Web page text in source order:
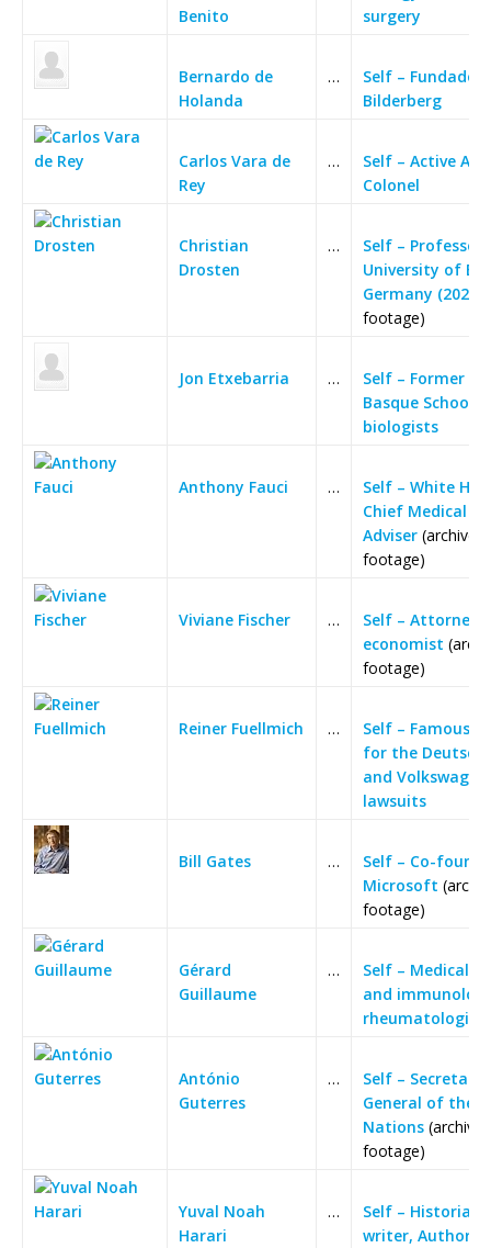
Benito
surgery
Bernardo de
Holanda
…
Self – Fundador
Bilderberg
Carlos Vara de
Rey
…
Self – Active Air
Colonel
Christian
Drosten
…
Self – Professor
University of
Germany (2022)
footage)
Jon Etxebarria …
Self – Former
Basque School
biologists
Anthony Fauci …
Self – White
Chief Medical
Adviser (archive
footage)
Viviane Fischer …
Self – Attorney
economist
footage)
Reiner Fuellmich …
Self – Famous
for the
and Volkswagen
lawsuits
Bill Gates …
Self – Co-
Microsoft
footage)
Gérard
Guillaume
…
Self – Medical
and
rheumatologist
António
Guterres
…
Self – Secretary-
General of the
Nations (archive
footage)
Yuval Noah
Harari
…
Self – Historian
writer, Author